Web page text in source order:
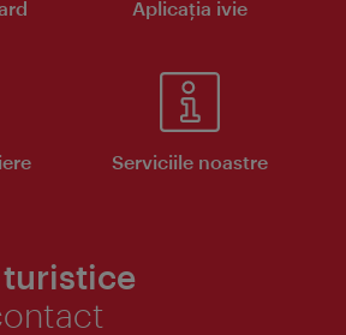
Aplicaţia ivie
Serviciile noastre